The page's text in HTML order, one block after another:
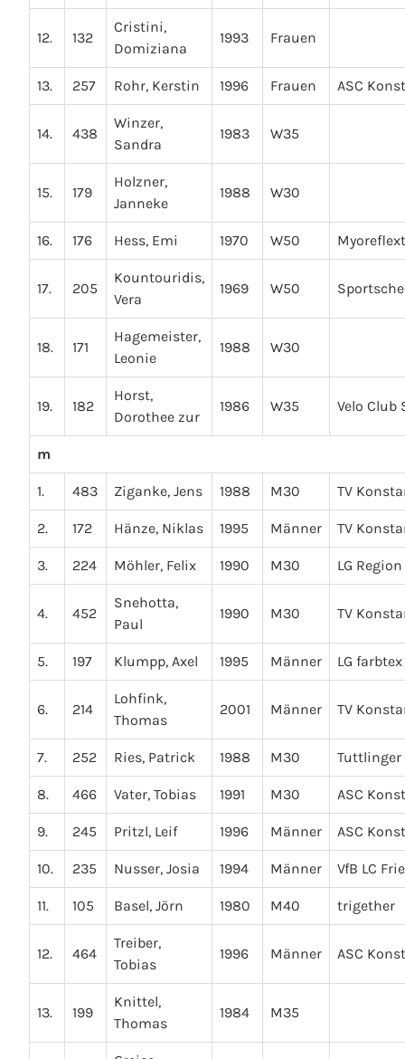
12. 132
Cristini,
Domiziana
1993 Frauen
13. 257 Rohr, Kerstin 1996 Frauen ASC
14. 438
Winzer,
Sandra
1983 W35
15. 179
Holzner,
Janneke
1988 W30
16. 176 Hess, Emi 1970 W50
17. 205
Kountouridis,
Vera
1969 W50
18. 171
Hagemeister,
Leonie
1988 W30
19. 182
Horst,
Dorothee zur
1986 W35 Velo Club
m
1. 483 Ziganke, Jens 1988 M30 TV
2. 172 Hänze, Niklas 1995 Männer TV
3. 224 Möhler, Felix 1990 M30 LG
4. 452
Snehotta,
Paul
1990 M30 TV
5. 197 Klumpp, Axel 1995 Männer LG
6. 214
Lohfink,
Thomas
2001 Männer TV
7. 252 Ries, Patrick 1988 M30 Tuttlinger
8. 466 Vater, Tobias 1991 M30 ASC
9. 245 Pritzl, Leif 1996 Männer ASC
10. 235 Nusser, Josia 1994 Männer VfB LC
11. 105 Basel, Jörn 1980 M40 trigether
12. 464
Treiber,
Tobias
1996 Männer ASC
13. 199
Knittel,
Thomas
1984 M35